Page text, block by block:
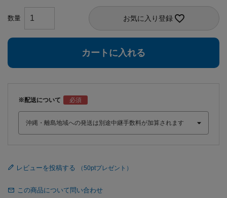
お気に入り登録
カートに入れる
※配送について
レビューを投稿する
この商品について問い合わせ